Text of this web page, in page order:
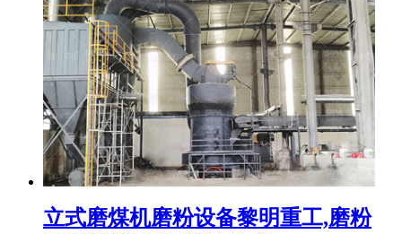
立式磨煤机磨粉设备黎明重工,磨粉